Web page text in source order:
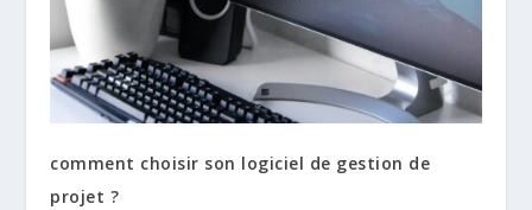
comment choisir son logiciel de gestion de
projet ?